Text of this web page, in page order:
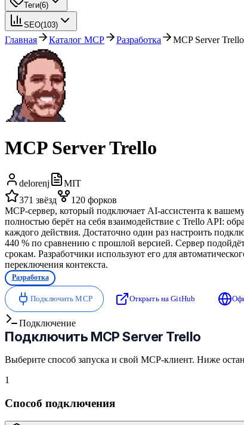
Теги(6)
SEO(103)
Главная Каталог MCP Разработка MCP Server Trello
MCP Server Trello
delorenj
MIT
371 звёзд 120 форков
MCP-сервер, который подключает AI-ассистента к
полностью берёт на себя взаимодействие с Trello API:
каждого действия. Достаточно один раз настроить
440 % по сравнению с прошлой версией. Сервер подойдёт
срокам. Разработчики используют его для
переключения контекста.
Разработка
Подключить MCP Открыть на GitHub
Подключение
Подключить MCP Server Trello
Выберите способ запуска и свой MCP-клиент. Ниже
1
Способ подключения